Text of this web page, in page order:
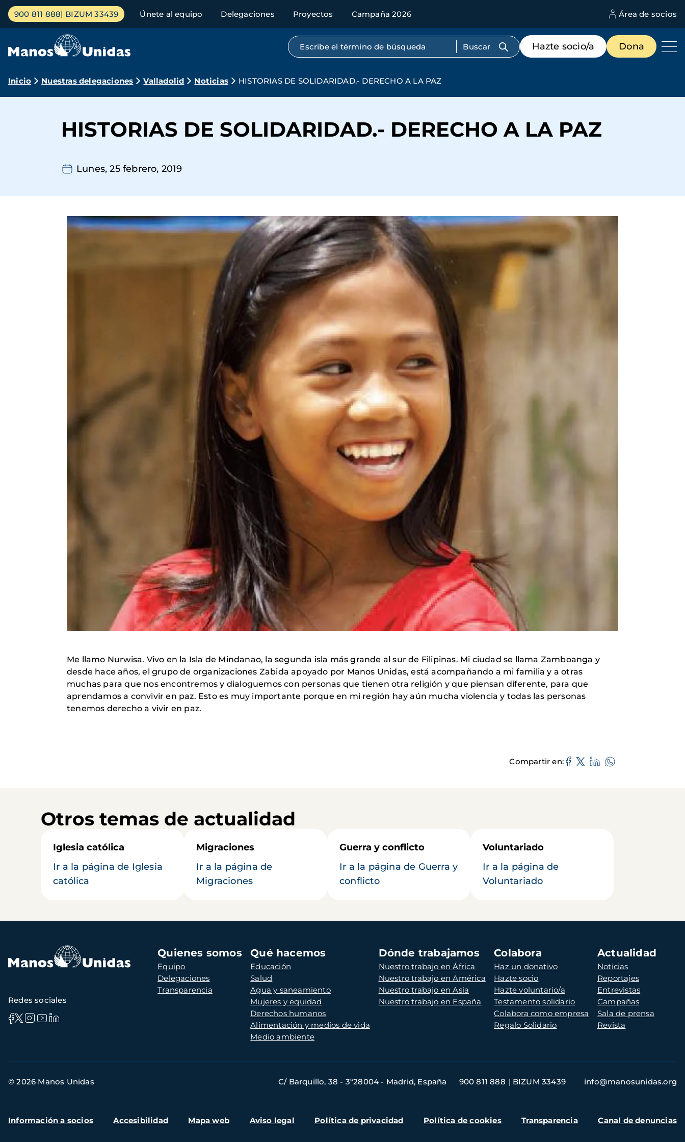
Pasar
contenido
Menú
principal
900 811 888 BIZUM 33439 Únete al equipo Delegaciones Proyectos Campaña 2026 Área de socios
Búsqueda por texto completo
Menú
de
destacados
Hazte socio/a Dona
Ruta
navegación
Inicio Nuestras delegaciones Valladolid Noticias HISTORIAS DE SOLIDARIDAD.- DERECHO A LA PAZ
HISTORIAS DE SOLIDARIDAD.- DERECHO A LA PAZ
Lunes, 25 febrero, 2019
Me llamo Nurwisa. Vivo en la Isla de Mindanao, la segunda isla más grande al sur de Filipinas. Mi ciudad se llama Zamboanga y
desde hace años, el grupo de organizaciones Zabida apoyado por Manos Unidas, está acompañando a mi familia y a otras
muchas para que nos encontremos y dialoguemos con personas que tienen otra religión y que piensan diferente, para que
aprendamos a convivir en paz. Esto es muy importante porque en mi región hay aún mucha violencia y todas las personas
tenemos derecho a vivir en paz.
Compartir en
Otros temas de actualidad
Iglesia católica
Ir a la página de Iglesia
católica
Migraciones
Ir a la página de
Migraciones
Guerra y conflicto
Ir a la página de Guerra y
conflicto
Voluntariado
Ir a la página de
Voluntariado
Navegación
principal
Quienes somos
Equipo
Delegaciones
Transparencia
Qué hacemos
Educación
Salud
Agua y saneamiento
Mujeres y equidad
Derechos humanos
Alimentación y medios de vida
Medio ambiente
Dónde trabajamos
Nuestro trabajo en África
Nuestro trabajo en América
Nuestro trabajo en Asia
Nuestro trabajo en España
Colabora
Haz un donativo
Hazte socio
Hazte voluntario/a
Testamento solidario
Colabora como empresa
Regalo Solidario
Actualidad
Noticias
Reportajes
Entrevistas
Campañas
Sala de prensa
Revista
Redes sociales
de
© 2026 Manos Unidas C/ Barquillo, 38 - 3º28004 - Madrid, España 900 811 888 BIZUM 33439 info@manosunidas.org
Menú
Información a socios Accesibilidad Mapa web Aviso legal Política de privacidad Política de cookies Transparencia Canal de denuncias